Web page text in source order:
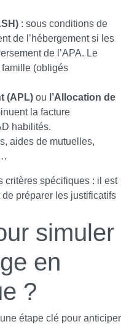
: sous conditions de
de l’hébergement si les
de l’APA. Le
famille (obligés
(APL) ou l’Allocation de
la facture
habilités.
aides de mutuelles,
critères spécifiques : il est
préparer les justificatifs
simuler
en
?
étape clé pour anticiper